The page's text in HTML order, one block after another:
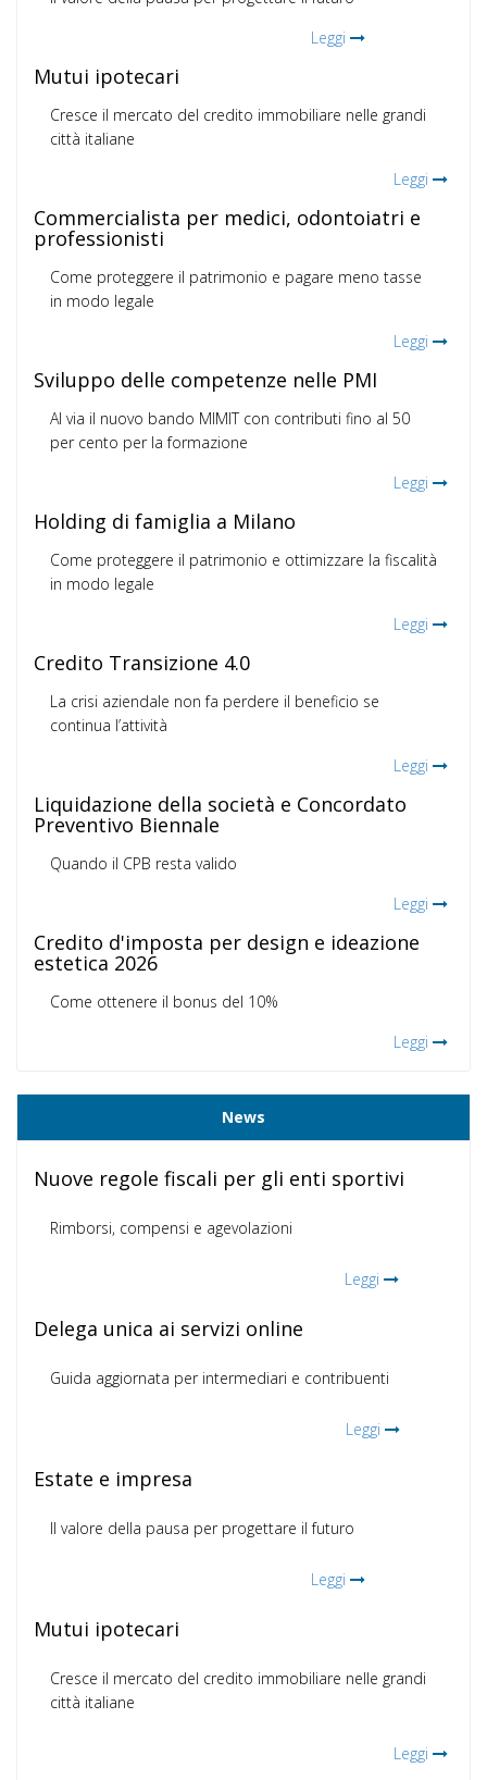
Leggi
Mutui ipotecari
Cresce il mercato del credito immobiliare nelle grandi
città italiane
Leggi
Commercialista per medici, odontoiatri e
professionisti
Come proteggere il patrimonio e pagare meno tasse
in modo legale
Leggi
Sviluppo delle competenze nelle PMI
Al via il nuovo bando MIMIT con contributi fino al 50
per cento per la formazione
Leggi
Holding di famiglia a Milano
Come proteggere il patrimonio e ottimizzare la fiscalità
in modo legale
Leggi
Credito Transizione 4.0
La crisi aziendale non fa perdere il beneficio se
continua l’attività
Leggi
Liquidazione della società e Concordato
Preventivo Biennale
Quando il CPB resta valido
Leggi
Credito d'imposta per design e ideazione
estetica 2026
Come ottenere il bonus del 10%
Leggi
News
Nuove regole fiscali per gli enti sportivi
Rimborsi, compensi e agevolazioni
Leggi
Delega unica ai servizi online
Guida aggiornata per intermediari e contribuenti
Leggi
Estate e impresa
Il valore della pausa per progettare il futuro
Leggi
Mutui ipotecari
Cresce il mercato del credito immobiliare nelle grandi
città italiane
Leggi